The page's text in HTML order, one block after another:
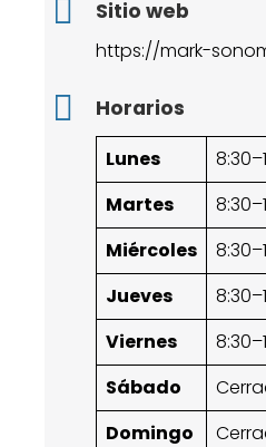
Sitio web
https://mark-
Horarios
Lunes
Martes
Miércoles
Jueves
Viernes
Sábado
Domingo